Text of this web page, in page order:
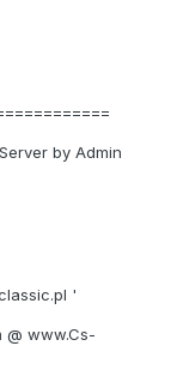
by Admin
'
@ www.Cs-